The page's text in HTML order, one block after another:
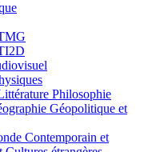
Philosophie
Géopolitique et
Contemporain et